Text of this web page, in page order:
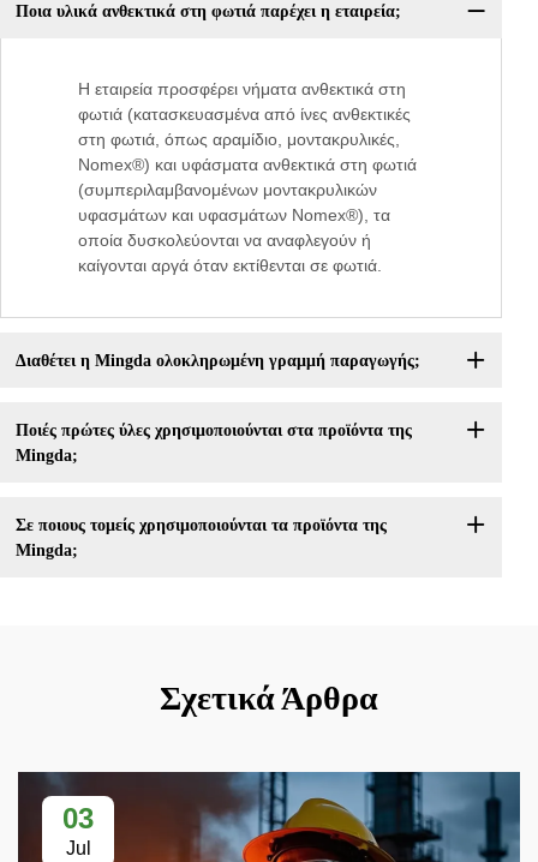
Ποια υλικά ανθεκτικά στη φωτιά παρέχει η εταιρεία;
Η εταιρεία προσφέρει νήματα ανθεκτικά στη
φωτιά (κατασκευασμένα από ίνες ανθεκτικές
στη φωτιά, όπως αραμίδιο, μοντακρυλικές,
Nomex®) και υφάσματα ανθεκτικά στη φωτιά
(συμπεριλαμβανομένων μοντακρυλικών
υφασμάτων και υφασμάτων Nomex®), τα
οποία δυσκολεύονται να αναφλεγούν ή
καίγονται αργά όταν εκτίθενται σε φωτιά.
Διαθέτει η Mingda ολοκληρωμένη γραμμή παραγωγής;
Ποιές πρώτες ύλες χρησιμοποιούνται στα προϊόντα της
Mingda;
Σε ποιους τομείς χρησιμοποιούνται τα προϊόντα της
Mingda;
Σχετικά Άρθρα
03
Jul